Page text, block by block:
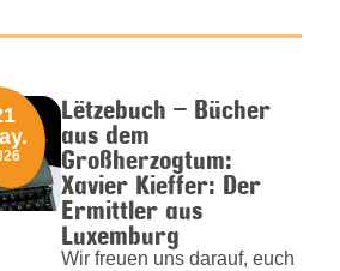
Lëtzebuch – Bücher
aus dem
Großherzogtum:
Xavier Kieffer: Der
Ermittler aus
Luxemburg
Wir freuen uns darauf, euch